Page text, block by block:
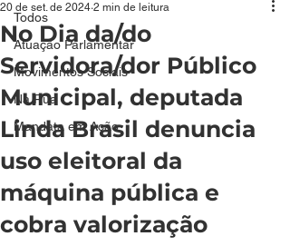
Todos
Atuação Parlamentar
Movimentos Sociais
Na Rua
Mandata em Ação
No Dia da/do
Servidora/dor Público
Municipal, deputada
Linda Brasil denuncia
uso eleitoral da
máquina pública e
cobra valorização
20 de set. de 2024 2 min de leitura